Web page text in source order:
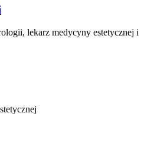
lekarz medycyny estetycznej i